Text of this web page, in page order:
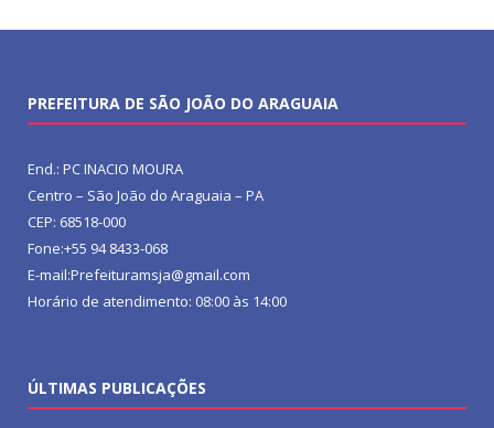
PREFEITURA DE SÃO JOÃO DO ARAGUAIA
End.: PC INACIO MOURA
Centro – São João do Araguaia – PA
CEP: 68518-000
Fone:+55 94 8433-068
E-mail:Prefeituramsja@gmail.com
Horário de atendimento: 08:00 às 14:00
ÚLTIMAS PUBLICAÇÕES